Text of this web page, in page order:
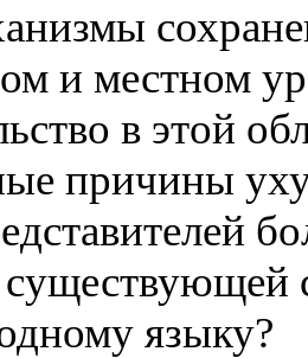
и местном
в этой
причины
языку?